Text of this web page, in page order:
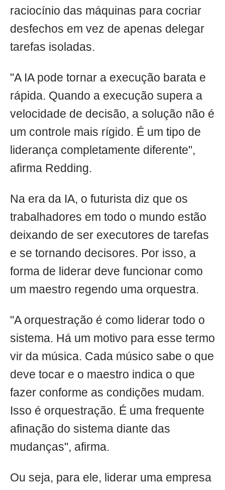
raciocínio das máquinas para cocriar
desfechos em vez de apenas delegar
tarefas isoladas.
"A IA pode tornar a execução barata e
rápida. Quando a execução supera a
velocidade de decisão, a solução não é
um controle mais rígido. É um tipo de
liderança completamente diferente",
afirma Redding.
Na era da IA, o futurista diz que os
trabalhadores em todo o mundo estão
deixando de ser executores de tarefas
e se tornando decisores. Por isso, a
forma de liderar deve funcionar como
um maestro regendo uma orquestra.
"A orquestração é como liderar todo o
sistema. Há um motivo para esse termo
vir da música. Cada músico sabe o que
deve tocar e o maestro indica o que
fazer conforme as condições mudam.
Isso é orquestração. É uma frequente
afinação do sistema diante das
mudanças", afirma.
Ou seja, para ele, liderar uma empresa